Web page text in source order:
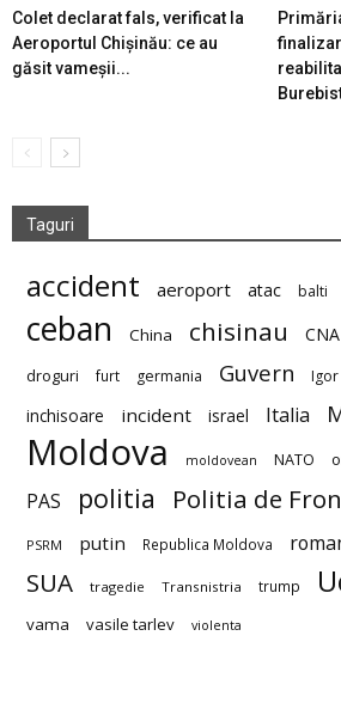
Colet declarat fals, verificat la
Aeroportul Chișinău: ce au
găsit vameșii...
Taguri
accident aeroport atac balti
ceban China chisinau CNA
droguri furt germania Guvern
inchisoare incident israel Italia
Moldova moldovean NATO
PAS politia Politia de
PSRM putin Republica Moldova
SUA tragedie Transnistria trump
vama vasile tarlev violenta